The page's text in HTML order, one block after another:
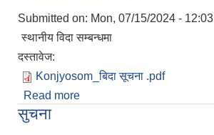
Submitted on: Mon, 07/15/2024 - 12:03
स्थानीय विदा सम्बन्धमा
दस्तावेज:
Konjyosom_बिदा सूचना .pdf
Read more
सुचना